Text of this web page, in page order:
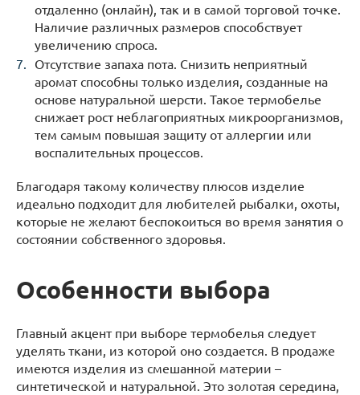
отдаленно (онлайн), так и в самой торговой точке.
Наличие различных размеров способствует
увеличению спроса.
Отсутствие запаха пота. Снизить неприятный
аромат способны только изделия, созданные на
основе натуральной шерсти. Такое термобелье
снижает рост неблагоприятных микроорганизмов,
тем самым повышая защиту от аллергии или
воспалительных процессов.
Благодаря такому количеству плюсов изделие
идеально подходит для любителей рыбалки, охоты,
которые не желают беспокоиться во время занятия о
состоянии собственного здоровья.
Особенности выбора
Главный акцент при выборе термобелья следует
уделять ткани, из которой оно создается. В продаже
имеются изделия из смешанной материи –
синтетической и натуральной. Это золотая середина,